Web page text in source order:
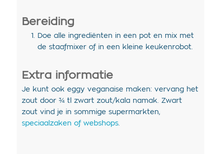
Bereiding
Doe alle ingrediënten in een pot en mix met
de staafmixer of in een kleine keukenrobot.
Extra informatie
Je kunt ook eggy veganaise maken: vervang het
zout door ¾ tl zwart zout/kala namak. Zwart
zout vind je in sommige supermarkten,
speciaalzaken of webshops.